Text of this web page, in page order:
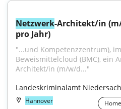
Netzwerk-Architekt/in (m/
pro Jahr)
"...und Kompetenzzentrum),
Beweismittelcloud (BMC), ein
Architekt/in (m/w/d..."
Landeskriminalamt
Hannover